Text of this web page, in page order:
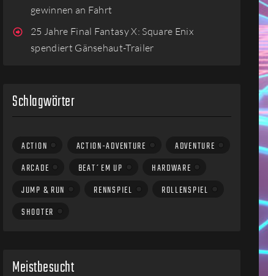
gewinnen an Fahrt
25 Jahre Final Fantasy X: Square Enix
spendiert Gänsehaut-Trailer
Schlagwörter
ACTION ACTION-ADVENTURE
ADVENTURE
ARCADE
BEAT´EM UP
HARDWARE
JUMP & RUN
RENNSPIEL
ROLLENSPIEL
SHOOTER
Meistbesucht